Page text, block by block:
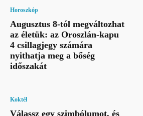
Horoszkóp
Augusztus 8-tól megváltozhat
az életük: az Oroszlán-kapu
4 csillagjegy számára
nyithatja meg a bőség
időszakát
Koktél
Válassz egy szimbólumot, és